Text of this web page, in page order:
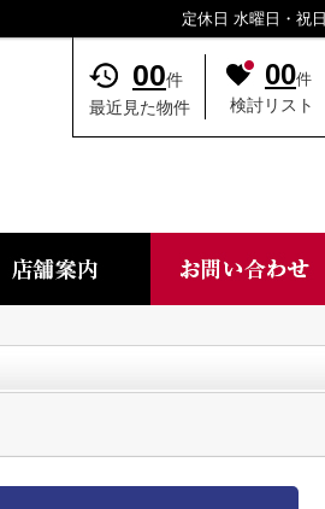
定休日 水曜日・祝日
00件
最近見た物件
00件
検討リスト